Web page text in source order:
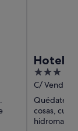
Hotel
3
out
of
5
C/ Vendrell,
Quédate
cosas,